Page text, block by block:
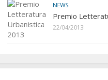
NEWS
Premio
22/04/2013